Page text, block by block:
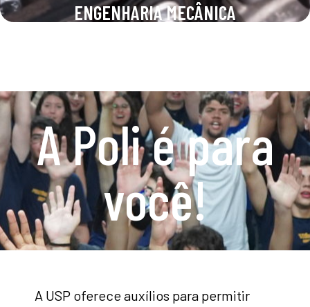
ENGENHARIA MECÂNICA
A Poli é para
você!
A USP oferece auxílios para permitir